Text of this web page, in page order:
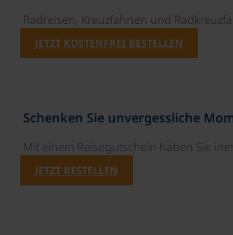
Radreisen, Kreuzfahrten und
JETZT KOSTENFREI BESTELLEN
Schenken Sie unvergessliche
Mit einem Reisegutschein haben Sie
JETZT BESTELLEN